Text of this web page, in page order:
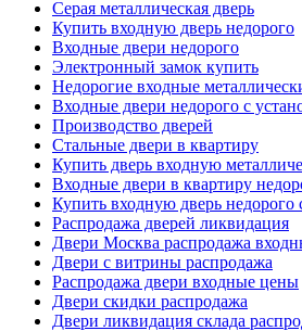
Серая металлическая дверь
Купить входную дверь недорого
Входные двери недорого
Электронный замок купить
Недорогие входные
Входные двери недорого с
Производство дверей
Стальные двери в квартиру
Купить дверь входную
Входные двери в квартиру
Купить входную дверь недорого
Распродажа дверей ликвидация
Двери Москва распродажа
Двери с витрины распродажа
Распродажа двери входные цены
Двери скидки распродажа
Двери ликвидация склада